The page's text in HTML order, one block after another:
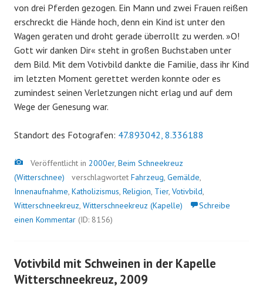
von drei Pferden gezogen. Ein Mann und zwei Frauen reißen
erschreckt die Hände hoch, denn ein Kind ist unter den
Wagen geraten und droht gerade überrollt zu werden. »O!
Gott wir danken Dir« steht in großen Buchstaben unter
dem Bild. Mit dem Votivbild dankte die Familie, dass ihr Kind
im letzten Moment gerettet werden konnte oder es
zumindest seinen Verletzungen nicht erlag und auf dem
Wege der Genesung war.
Standort des Fotografen: 47.893042, 8.336188
Bild
Veröffentlicht in 2000er, Beim Schneekreuz
(Witterschnee)
verschlagwortet Fahrzeug, Gemälde,
Innenaufnahme, Katholizismus, Religion, Tier, Votivbild,
Witterschneekreuz, Witterschneekreuz (Kapelle)
Schreibe
einen Kommentar (ID: 8156)
Votivbild mit Schweinen in der Kapelle
Witterschneekreuz, 2009